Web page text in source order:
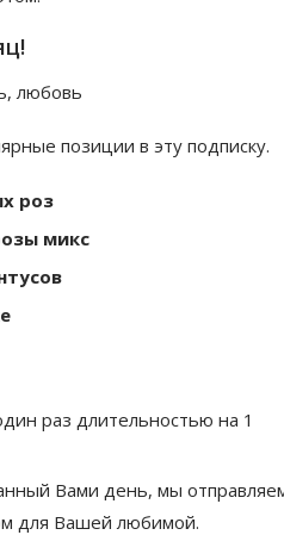
любовь
позиции в эту подписку.
роз
микс
раз длительностью на 1
Вами день, мы
для Вашей любимой.